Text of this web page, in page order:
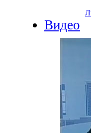
Видео